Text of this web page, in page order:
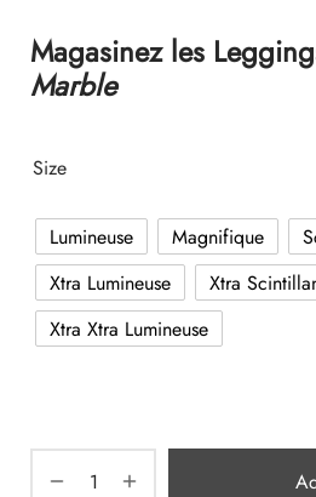
Magasinez les
Marble
Size
Lumineuse Magnifique
Xtra Lumineuse
Xtra
Xtra Xtra Lumineuse